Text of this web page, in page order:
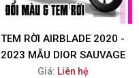
TEM RỜI AIRBLADE 2020 -
2023 MẪU DIOR SAUVAGE
Giá: Liên hệ